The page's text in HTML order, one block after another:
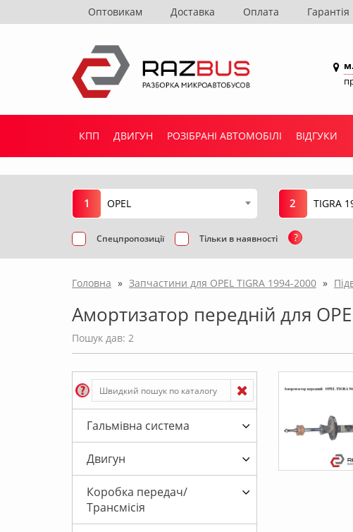
Оптовикам Доставка Оплата Гарантія
КПП ДВИГУН РОЗІБРАНІ АВТОМОБІЛІ ВІДГУКИ
1 OPEL 2 TIGRA
Спецпропозиції Тільки в наявності ?
Головна » Запчастини для OPEL TIGRA 1994-2000 »
Амортизатор передній для
Пошук дав: 2
Гальмівна система
Двигун
Коробка передач/
Трансмісія